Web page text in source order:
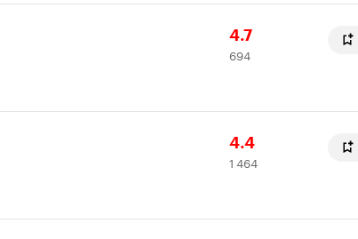
Рейтинг
Кинопоиска
4.7
694
оценки
694
Рейтинг
Кинопоиска
4.4
1
464
1 464